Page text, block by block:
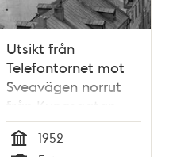
Utsikt från
Telefontornet mot
Sveavägen norrut
från Kungsgatan.
Gropen är början till
de rivningar och
1952